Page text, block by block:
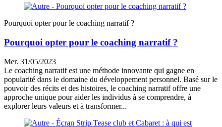
Pourquoi opter pour le coaching narratif ?
Pourquoi opter pour le coaching narratif ?
Mer. 31/05/2023
Le coaching narratif est une méthode innovante qui gagne en
popularité dans le domaine du développement personnel. Basé sur le
pouvoir des récits et des histoires, le coaching narratif offre une
approche unique pour aider les individus à se comprendre, à
explorer leurs valeurs et à transformer...